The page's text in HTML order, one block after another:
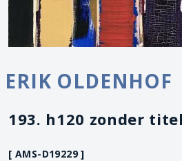
ERIK OLDENHOF
193. h120 zonder
[ AMS-D19229 ]